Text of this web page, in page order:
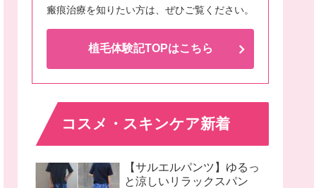
瘢痕治療を知りたい方は、ぜひご覧ください。
植毛体験記TOPはこちら
コスメ・スキンケア新着
【サルエルパンツ】ゆるっ
と涼しいリラックスパン